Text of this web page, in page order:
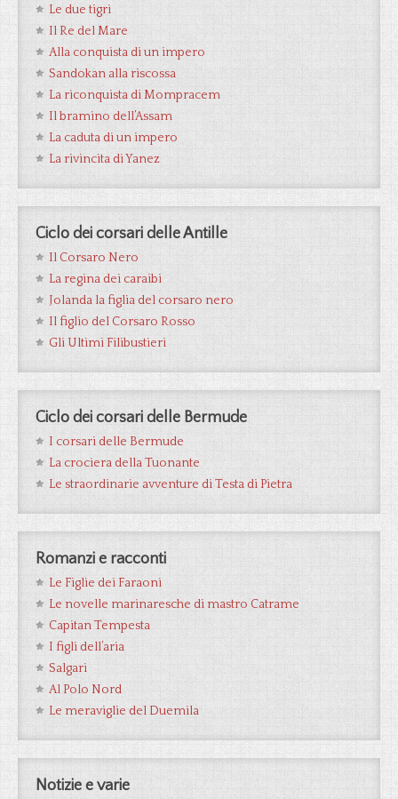
Le due tigri
Il Re del Mare
Alla conquista di un impero
Sandokan alla riscossa
La riconquista di Mompracem
Il bramino dell’Assam
La caduta di un impero
La rivincita di Yanez
Ciclo dei corsari delle Antille
Il Corsaro Nero
La regina dei caraibi
Jolanda la figlia del corsaro nero
Il figlio del Corsaro Rosso
Gli Ultimi Filibustieri
Ciclo dei corsari delle Bermude
I corsari delle Bermude
La crociera della Tuonante
Le straordinarie avventure di Testa di Pietra
Romanzi e racconti
Le Figlie dei Faraoni
Le novelle marinaresche di mastro Catrame
Capitan Tempesta
I figli dell’aria
Salgari
Al Polo Nord
Le meraviglie del Duemila
Notizie e varie